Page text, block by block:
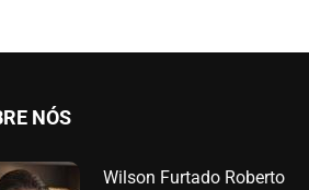
NÓS
Wilson Furtado Roberto